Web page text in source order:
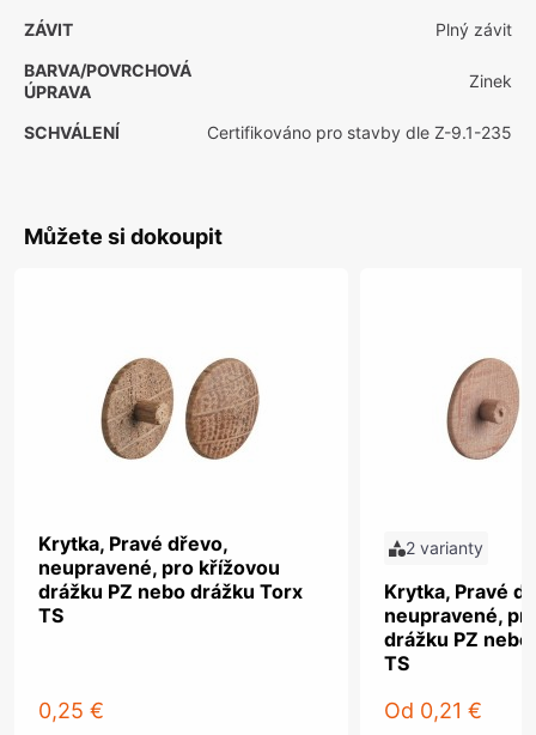
ZÁVIT
Plný závit
BARVA/POVRCHOVÁ
ÚPRAVA
Zinek
SCHVÁLENÍ Certifikováno pro stavby dle Z-9.1-235
Můžete si dokoupit
Krytka, Pravé dřevo,
neupravené, pro křížovou
drážku PZ nebo drážku Torx
TS
0,25 €
2 varianty
Krytka, Pravé
neupravené,
drážku PZ
TS
Od 0,21 €